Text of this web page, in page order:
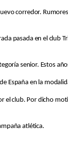
corredor.
pasada en el club
senior. Estos
España en la
el club. Por dicho
atlética.